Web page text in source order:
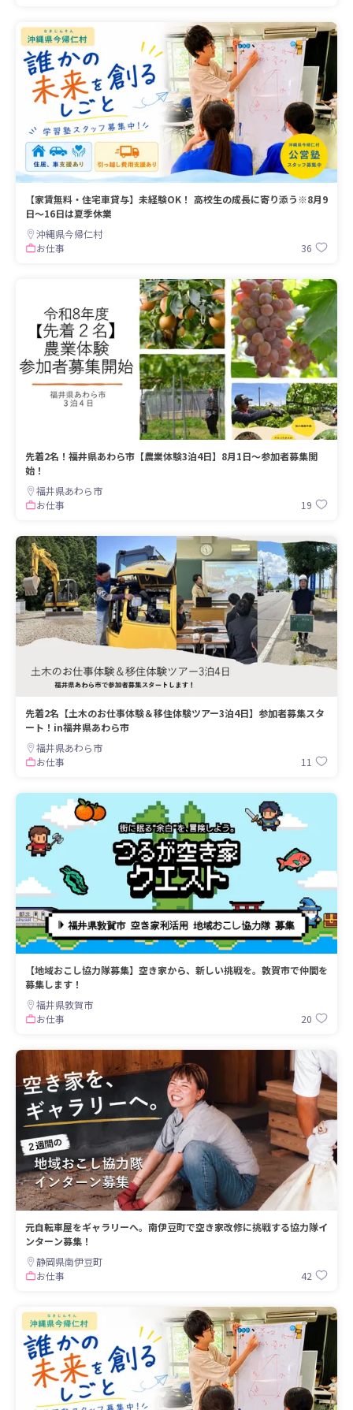
【家賃無料・住宅車貸与】未経験OK！ 高校生の成長に寄り添う※8月9
日～16日は夏季休業
沖縄県今帰仁村
お仕事
36
先着2名！福井県あわら市【農業体験3泊4日】8月1日〜参加者募集開
始！
福井県あわら市
お仕事
19
先着2名【土木のお仕事体験＆移住体験ツアー3泊4日】参加者募集スタ
ート！in福井県あわら市
福井県あわら市
お仕事
11
【地域おこし協力隊募集】空き家から、新しい挑戦を。敦賀市で仲間を
募集します！
福井県敦賀市
お仕事
20
元自転車屋をギャラリーへ。南伊豆町で空き家改修に挑戦する協力隊イ
ンターン募集！
静岡県南伊豆町
お仕事
42